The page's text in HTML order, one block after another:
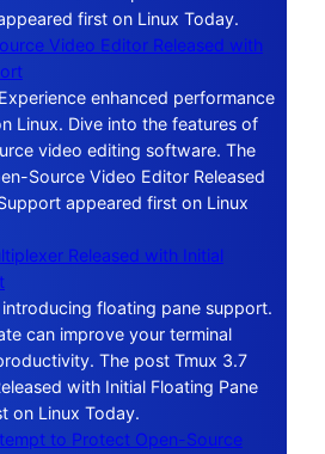
first on Linux Today.
Video Editor Released with
enhanced performance
Linux. Dive into the features of
video editing software. The
Source Video Editor Released
appeared first on Linux
Released with Initial
floating pane support.
can improve your terminal
The post Tmux 3.7
with Initial Floating Pane
on Linux Today.
to Protect Open-Source